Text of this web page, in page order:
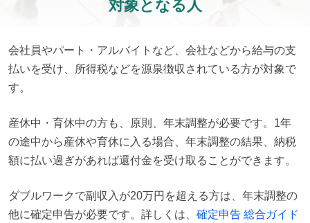
対象となる人
会社員やパート・アルバイトなど、会社などから給与の支
払いを受け、所得税などを源泉徴収されている方が対象で
す。
産休中・育休中の方も、原則、年末調整が必要です。1年
の途中から産休や育休に入る場合、年末調整の結果、納税
額に払い過ぎがあれば還付金を受け取ることができます。
ダブルワークで副収入が20万円を超える方は、年末調整の
他に確定申告が必要です。詳しくは、 確定申告 総合ガイド